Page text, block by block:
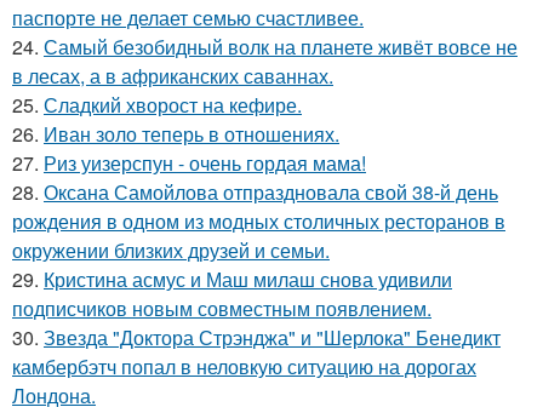
паспорте не делает семью счастливее.
24. Самый безобидный волк на планете живёт вовсе не
в лесах, а в африканских саваннах.
25. Сладкий хворост на кефире.
26. Иван золо теперь в отношениях.
27. Риз уизерспун - очень гордая мама!
28. Оксана Самойлова отпраздновала свой 38-й день
рождения в одном из модных столичных ресторанов в
окружении близких друзей и семьи.
29. Кристина асмус и Маш милаш снова удивили
подписчиков новым совместным появлением.
30. Звезда "Доктора Стрэнджа" и "Шерлока" Бенедикт
камбербэтч попал в неловкую ситуацию на дорогах
Лондона.